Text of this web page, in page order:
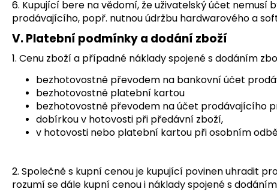
6. Kupující bere na vědomí, že uživatelský účet
prodávajícího, popř. nutnou údržbu hardwarového a
V. Platební podmínky a dodání zboží
1. Cenu zboží a případné náklady spojené s dodáním
bezhotovostně převodem na bankovní účet
bezhotovostně platební kartou
bezhotovostně převodem na účet prodávajícího
dobírkou v hotovosti při předávní zboží,
v hotovosti nebo platební kartou při osobním
2. Společně s kupní cenou je kupující povinen uhradit
rozumí se dále kupní cenou i náklady spojené s